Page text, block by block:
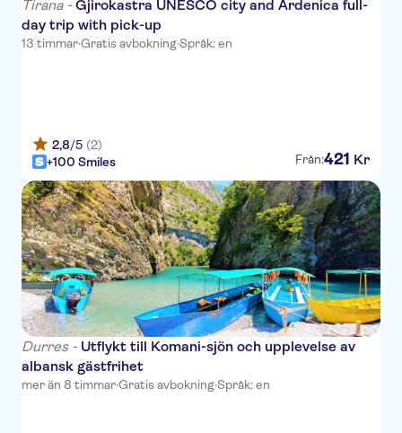
Metamorfoza
Fjoard Hotel
F&M Hotel
Haxhiu Hotel
Hotel Boutique Villa Fernando
GKAM hotel
Areela Boutique Hotel
Hotel Mondial
Tirana -Gjirokastra UNESCO city and Ardenica full-
day trip with pick-up
13 timmar·Gratis avbokning·Språk: en
2,8/5 (2)
+100 Smiles
Från:421 Kr
Durres - Utflykt till Komani-sjön och upplevelse av
albansk gästfrihet
mer än 8 timmar·Gratis avbokning·Språk: en